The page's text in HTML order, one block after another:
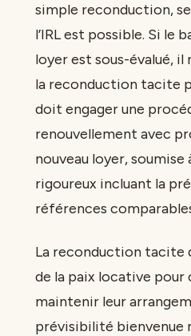
simple reconduction,
l’IRL est possible. Si le
loyer est sous-évalué,
la reconduction tacite
doit engager une
renouvellement avec
nouveau loyer,
rigoureux incluant la
références
La reconduction tacite
de la paix locative pour
maintenir leur
prévisibilité bienvenue